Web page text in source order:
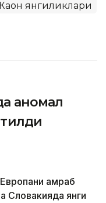
янгиликлари
аномал
қамраб
Словакияда янги